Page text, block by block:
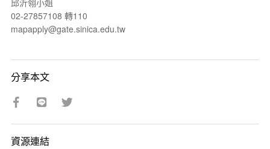
邱沂翎小姐
02-27857108 轉110
mapapply@gate.sinica.edu.tw
分享本文
資源連結